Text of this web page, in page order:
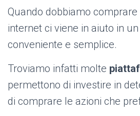
Quando dobbiamo comprare
internet ci viene in aiuto in
conveniente e semplice.
Troviamo infatti molte
permettono di investire in
di comprare le azioni che